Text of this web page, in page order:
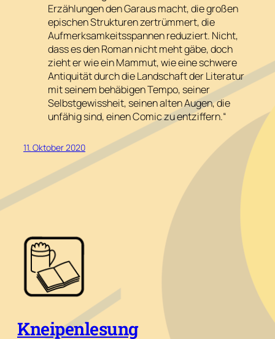
Erzählungen den Garaus macht, die großen
epischen Strukturen zertrümmert, die
Aufmerksamkeitsspannen reduziert. Nicht,
dass es den Roman nicht meht gäbe, doch
zieht er wie ein Mammut, wie eine schwere
Antiquität durch die Landschaft der Literatur
mit seinem behäbigen Tempo, seiner
Selbstgewissheit, seinen alten Augen, die
unfähig sind, einen Comic zu entziffern.“
11. Oktober 2020
Kneipenlesung